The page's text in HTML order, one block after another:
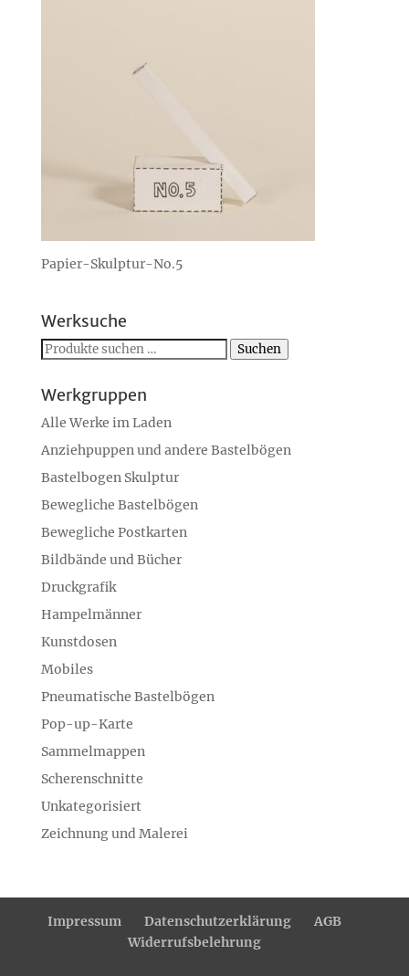
Papier-Skulptur-No.5
Werksuche
Suchen
Suchen
Werkgruppen
Alle Werke im Laden
Anziehpuppen und andere Bastelbögen
Bastelbogen Skulptur
Bewegliche Bastelbögen
Bewegliche Postkarten
Bildbände und Bücher
Druckgrafik
Hampelmänner
Kunstdosen
Mobiles
Pneumatische Bastelbögen
Pop-up-Karte
Sammelmappen
Scherenschnitte
Unkategorisiert
Zeichnung und Malerei
Impressum Datenschutzerklärung
AGB
Widerrufsbelehrung